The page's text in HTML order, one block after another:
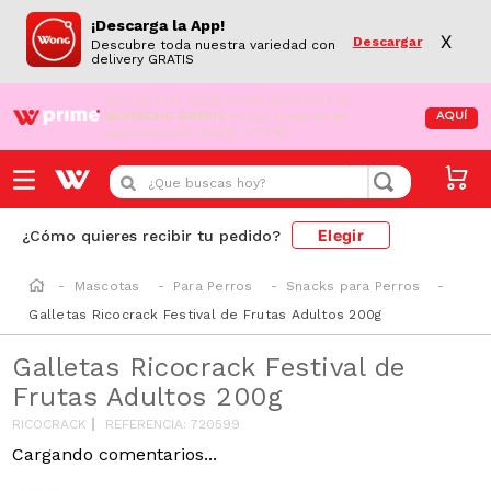
¡Descarga la App!
Descubre toda nuestra variedad con
delivery GRATIS
Descargar X
¡Aún no eres Wong Prime! Aprovecha el
DESPACHO GRATIS en tus compras de
supermercado desde S/79.90
AQUÍ
¿Que buscas hoy?
¿Cómo quieres recibir tu pedido? Elegir
Mascotas Para Perros
Snacks para Perros
Galletas Ricocrack Festival de Frutas Adultos 200g
Galletas Ricocrack Festival de
Frutas Adultos 200g
RICOCRACK REFERENCIA:720599